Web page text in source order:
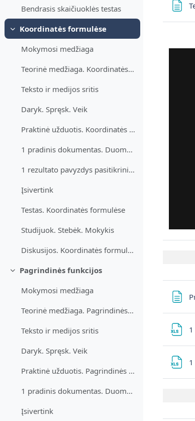
Bendrasis skaičiuoklės testas
Sutraukti
Koordinatės formulėse
Mokymosi medžiaga
Teorinė medžiaga. Koordinatės formulėse
Teksto ir medijos sritis
Daryk. Spręsk. Veik
Praktinė užduotis. Koordinatės formulėse
1 pradinis dokumentas. Duomenys užduočiai atlikti. Koordinatės formulėse
1 rezultato pavyzdys pasitikrinimui. Koordinatės formulėse
Įsivertink
Testas. Koordinatės formulėse
Studijuok. Stebėk. Mokykis
Diskusijos. Koordinatės formulėse
Sutraukti
Pagrindinės funkcijos
Mokymosi medžiaga
Teorinė medžiaga. Pagrindinės funkcijos
Teksto ir medijos sritis
Daryk. Spręsk. Veik
Praktinė užduotis. Pagrindinės funkcijos
1 pradinis dokumentas. Duomenys užduočiai atlikti. Pagrindinės funkcijos
Įsivertink